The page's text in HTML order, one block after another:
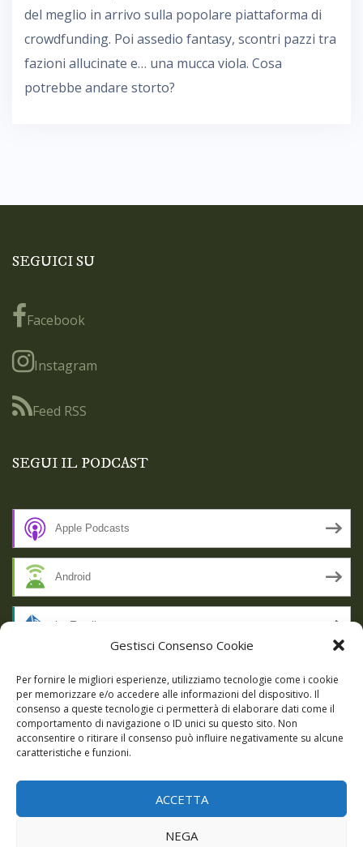
Gestisci Consenso Cookie
Per fornire le migliori esperienze, utilizziamo tecnologie come i cookie
per memorizzare e/o accedere alle informazioni del dispositivo. Il
consenso a queste tecnologie ci permetterà di elaborare dati come il
comportamento di navigazione o ID unici su questo sito. Non
acconsentire o ritirare il consenso può influire negativamente su alcune
caratteristiche e funzioni.
ACCETTA
NEGA
del meglio in arrivo sulla popolare piattaforma di
crowdfunding. Poi assedio fantasy, scontri pazzi tra
fazioni allucinate e… una mucca viola. Cosa
potrebbe andare storto?
SEGUICI SU
Facebook
Instagram
Feed RSS
SEGUI IL PODCAST
Apple Podcasts
Android
by Email
RSS
SSL SECURE
|Theme: